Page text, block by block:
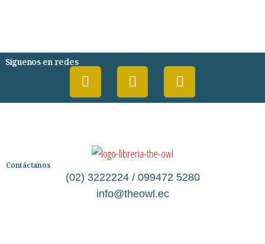
Síguenos en redes
Contáctanos
(02) 3222224 / 099472 5280
info@theowl.ec